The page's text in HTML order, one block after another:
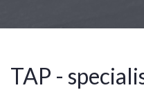
TAP -